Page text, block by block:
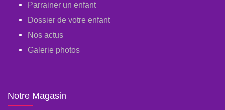
Parrainer un enfant
Dossier de votre enfant
Nos actus
Galerie photos
Notre Magasin